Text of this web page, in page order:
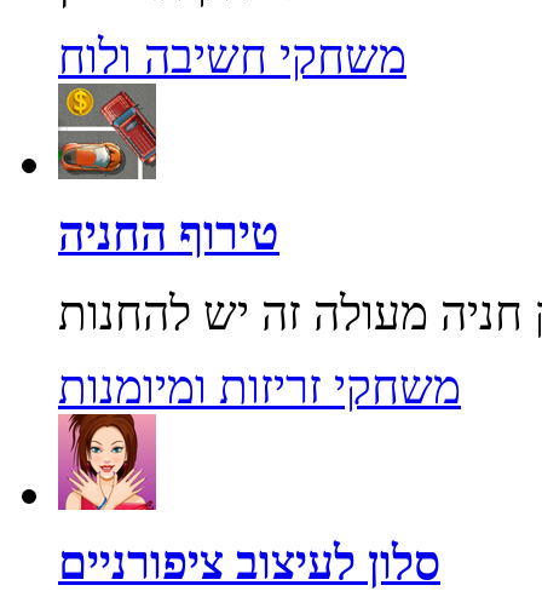
משחקי חשיבה ולוח
טירוף החניה
משחקי זריזות ומיומנות
סלון לעיצוב ציפורניים